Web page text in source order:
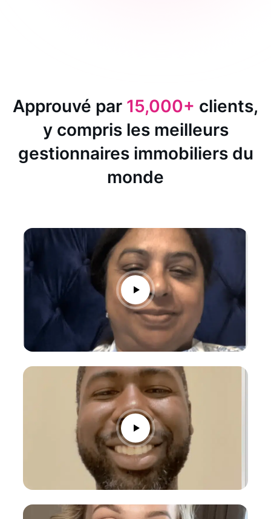
Approuvé par 15,000+ clients,
y compris les meilleurs
gestionnaires immobiliers du
monde